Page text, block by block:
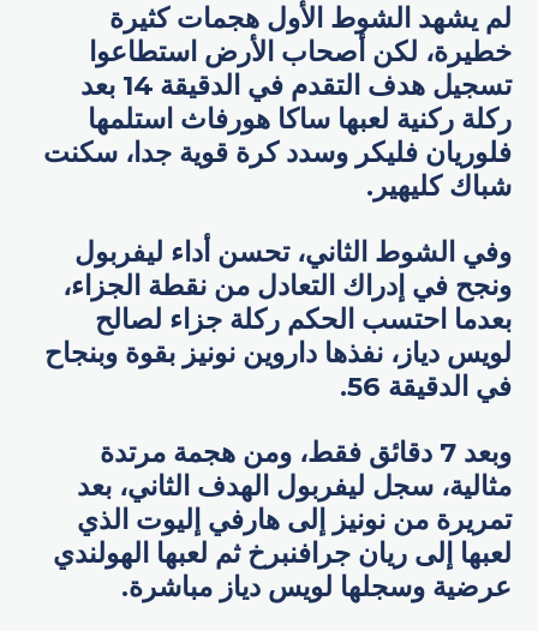
لم يشهد الشوط الأول هجمات كثيرة
خطيرة، لكن أصحاب الأرض استطاعوا
تسجيل هدف التقدم في الدقيقة 14 بعد
ركلة ركنية لعبها ساكا هورفاث استلمها
فلوريان فليكر وسدد كرة قوية جدا، سكنت
شباك كليهير.
وفي الشوط الثاني، تحسن أداء ليفربول
ونجح في إدراك التعادل من نقطة الجزاء،
بعدما احتسب الحكم ركلة جزاء لصالح
لويس دياز، نفذها داروين نونيز بقوة وبنجاح
في الدقيقة 56.
وبعد 7 دقائق فقط، ومن هجمة مرتدة
مثالية، سجل ليفربول الهدف الثاني، بعد
تمريرة من نونيز إلى هارفي إليوت الذي
لعبها إلى ريان جرافنبرخ ثم لعبها الهولندي
عرضية وسجلها لويس دياز مباشرة.